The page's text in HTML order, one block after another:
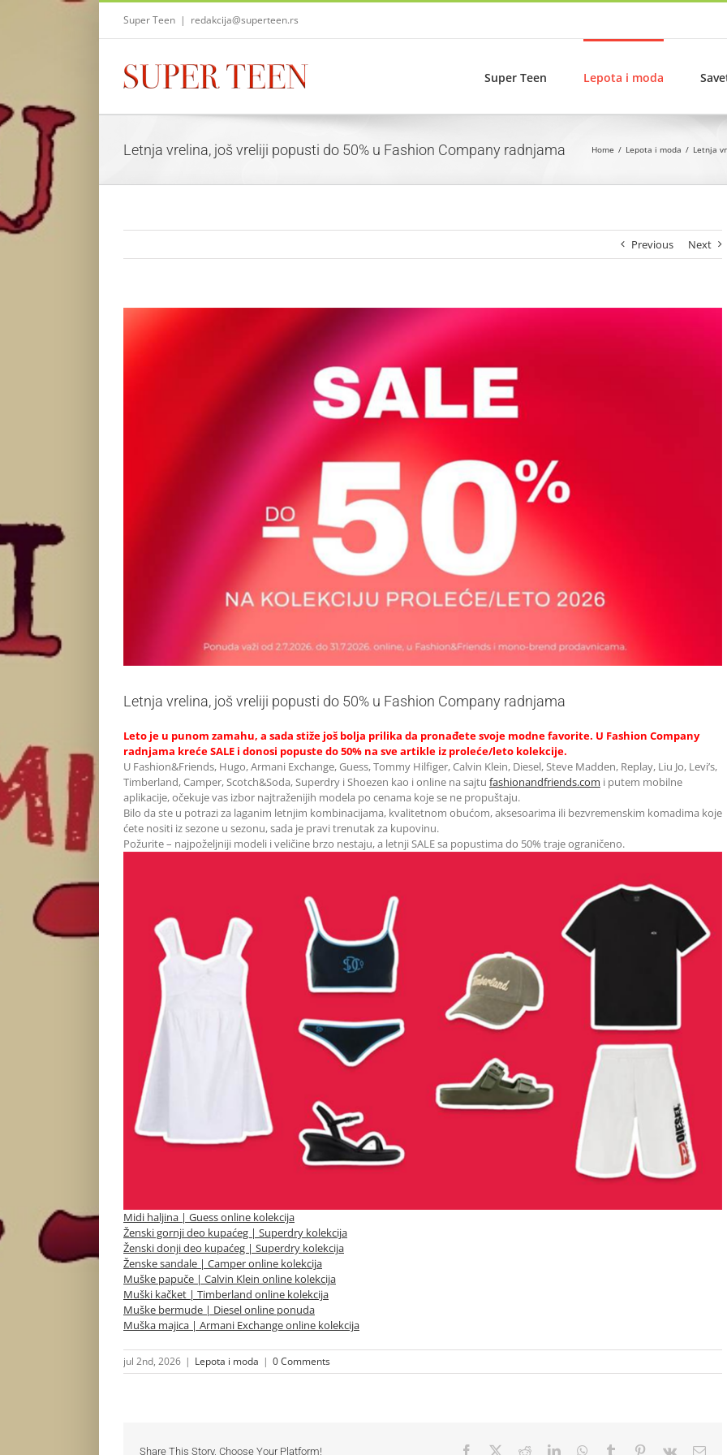
Super Teen | redakcija@superteen.rs
Super Teen Lepota i moda
Letnja vrelina, još vreliji popusti do 50% u Fashion Company radnjama Home Lepota i moda Letnja
Previous Next
Letnja vrelina, još vreliji popusti do 50% u Fashion Company radnjama
Leto je u punom zamahu, a sada stiže još bolja prilika da pronađete svoje modne favorite. U Fashion Company
radnjama kreće SALE i donosi popuste do 50% na sve artikle iz proleće/leto kolekcije.
U Fashion&Friends, Hugo, Armani Exchange, Guess, Tommy Hilfiger, Calvin Klein, Diesel, Steve Madden, Replay, Liu Jo, Levi’s,
Timberland, Camper, Scotch&Soda, Superdry i Shoezen kao i online na sajtu fashionandfriends.com i putem mobilne
aplikacije, očekuje vas izbor najtraženijih modela po cenama koje se ne propuštaju.
Bilo da ste u potrazi za laganim letnjim kombinacijama, kvalitetnom obućom, aksesoarima ili bezvremenskim komadima koje
ćete nositi iz sezone u sezonu, sada je pravi trenutak za kupovinu.
Požurite – najpoželjniji modeli i veličine brzo nestaju, a letnji SALE sa popustima do 50% traje ograničeno.
Midi haljina | Guess online kolekcija
Ženski gornji deo kupaćeg | Superdry kolekcija
Ženski donji deo kupaćeg | Superdry kolekcija
Ženske sandale | Camper online kolekcija
Muške papuče | Calvin Klein online kolekcija
Muški kačket | Timberland online kolekcija
Muške bermude | Diesel online ponuda
Muška majica | Armani Exchange online kolekcija
jul 2nd, 2026 | Lepota i moda | 0 Comments
Share This Story, Choose Your Platform! Facebook RedditLinkedInWhatsApp
Tumblr Pinterest
Vk